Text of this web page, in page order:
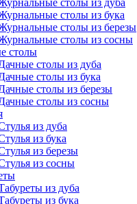
столы из дуба
столы из бука
столы из березы
столы из сосны
столы
столы из дуба
столы из бука
столы из березы
столы из сосны
из дуба
из бука
из березы
из сосны
из дуба
из бука